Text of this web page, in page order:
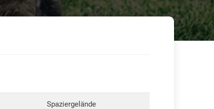
Spaziergelände